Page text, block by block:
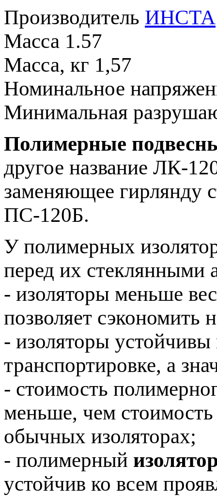
Производитель ИНСТА
Масса 1.57
Масса, кг 1,57
Номинальное
Минимальная
Полимерные
другое название ЛК-
заменяющее гирлянду
ПС-120Б.
У полимерных
перед их стеклянными
- изоляторы меньше
позволяет сэкономить
- изоляторы
транспортировке, а
- стоимость
меньше, чем
обычных изоляторах;
- полимерный
устойчив ко всем